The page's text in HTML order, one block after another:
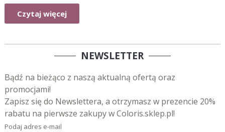
Czytaj więcej
NEWSLETTER
Bądź na bieżąco z naszą aktualną ofertą oraz
promocjami!
Zapisz się do Newslettera, a otrzymasz w prezencie 20%
rabatu na pierwsze zakupy w Coloris.sklep.pl!
Podaj adres e-mail